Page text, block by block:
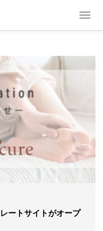
T
l
i
o
n
ートサイトがオープ